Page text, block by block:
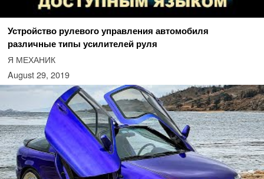
Устройство рулевого управления автомобиля
различные типы усилителей руля
Я МЕХАНИК
August 29, 2019